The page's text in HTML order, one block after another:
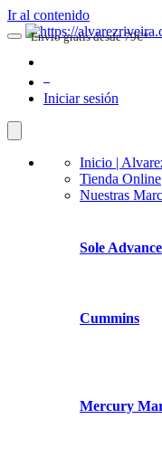
Ir al contenido
Iniciar sesión
Inicio |
Tienda Online
Nuestras
Sole Advance
Cummins
Mercury
Envio gratis desde 79€*